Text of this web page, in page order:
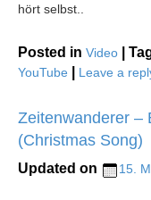
hört selbst..
Posted in Video
YouTube Leave a
Zeitenwanderer –
(Christmas Song)
Updated on 15.